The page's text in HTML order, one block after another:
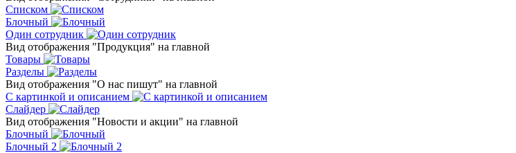
Списком
Блочный
Один сотрудник
Вид отображения "Продукция" на главной
Товары
Разделы
Вид отображения "О нас пишут" на главной
С картинкой и описанием
Слайдер
Вид отображения "Новости и акции" на главной
Блочный
Блочный 2